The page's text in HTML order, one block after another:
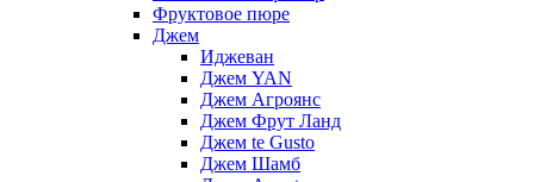
Фруктовое пюре
Джем
Иджеван
Джем YAN
Джем Агроянс
Джем Фрут Ланд
Джем te Gusto
Джем Шамб